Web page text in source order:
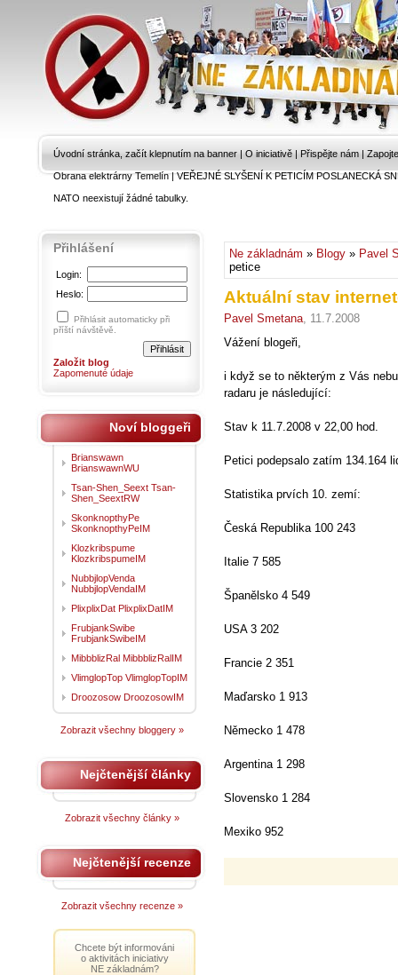
Úvodní stránka, začít klepnutím na banner | O iniciativě | Přispějte nám |
Obrana elektrárny Temelín|VEŘEJNÉ SLYŠENÍ K PETICÍM POSLANECKÁ
NATO neexistují žádné tabulky.
Ne základnám » Blogy » Pavel
petice
Aktuální stav
Pavel Smetana, 11.7.2008
Vážení blogeři,
i když se to některým z Vás
radaru je následující:
Stav k 11.7.2008 v 22,00 hod.
Petici podepsalo zatím 134.164
Statistika prvích 10. zemí:
Česká Republika 100 243
Italie 7 585
Španělsko 4 549
USA 3 202
Francie 2 351
Maďarsko 1 913
Německo 1 478
Argentina 1 298
Slovensko 1 284
Mexiko 952
Přihlášení
Login:
Heslo:
Přihlásit automaticky při
příští návštěvě.
Založit blog
Zapomenuté údaje
Noví bloggeři
Brianswawn
BrianswawnWU
Tsan-Shen_Seext Tsan-
Shen_SeextRW
SkonknopthyPe
SkonknopthyPeIM
Klozkribspume
KlozkribspumeIM
NubbjlopVenda
NubbjlopVendaIM
PlixplixDat PlixplixDatIM
FrubjankSwibe
FrubjankSwibeIM
MibbblizRal MibbblizRalIM
VlimglopTop VlimglopTopIM
Droozosow DroozosowIM
Zobrazit všechny bloggery »
Nejčtenější články
Zobrazit všechny články »
Nejčtenější recenze
Zobrazit všechny recenze »
Chcete být informováni
o aktivitách iniciativy
NE základnám?